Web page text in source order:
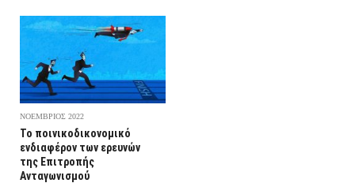
ΝΟΕΜΒΡΙΟΣ 2022
Το ποινικοδικονομικό
ενδιαφέρον των ερευνών
της Επιτροπής
Ανταγωνισμού